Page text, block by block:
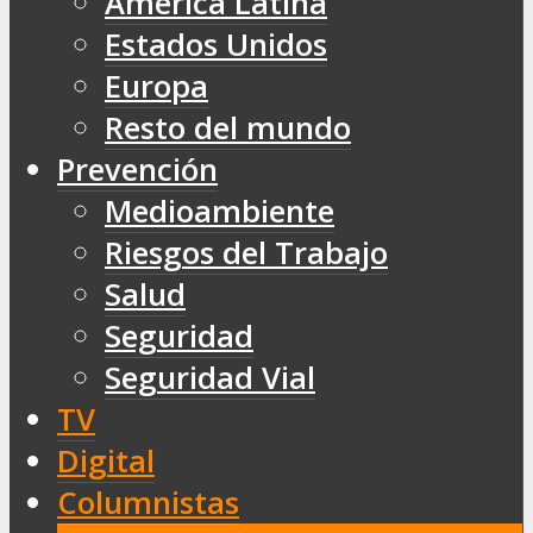
Estados Unidos
Europa
Resto del mundo
Prevención
Medioambiente
Riesgos del Trabajo
Salud
Seguridad
Seguridad Vial
TV
Digital
Columnistas